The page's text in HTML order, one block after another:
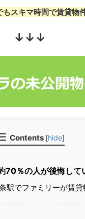
もスキマ時間で賃貸物
↓↓↓
Contents [hide]
70％の人が後悔して
駅でファミリーが賃